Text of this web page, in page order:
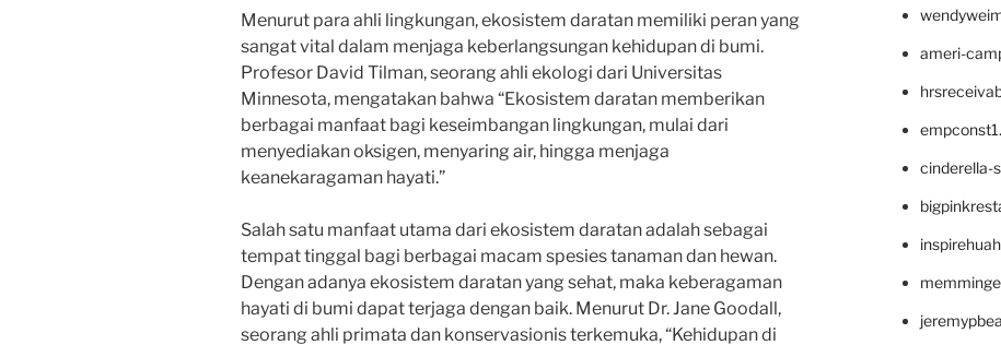
Menurut para ahli lingkungan, ekosistem daratan memiliki peran yang
sangat vital dalam menjaga keberlangsungan kehidupan di bumi.
Profesor David Tilman, seorang ahli ekologi dari Universitas
Minnesota, mengatakan bahwa “Ekosistem daratan memberikan
berbagai manfaat bagi keseimbangan lingkungan, mulai dari
menyediakan oksigen, menyaring air, hingga menjaga
keanekaragaman hayati.”
Salah satu manfaat utama dari ekosistem daratan adalah sebagai
tempat tinggal bagi berbagai macam spesies tanaman dan hewan.
Dengan adanya ekosistem daratan yang sehat, maka keberagaman
hayati di bumi dapat terjaga dengan baik. Menurut Dr. Jane Goodall,
seorang ahli primata dan konservasionis terkemuka, “Kehidupan di
ameri-
cinderella-